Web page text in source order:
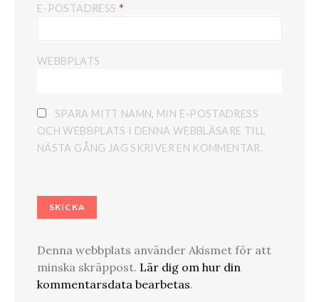
E-POSTADRESS *
WEBBPLATS
SPARA MITT NAMN, MIN E-POSTADRESS
OCH WEBBPLATS I DENNA WEBBLÄSARE TILL
NÄSTA GÅNG JAG SKRIVER EN KOMMENTAR.
Denna webbplats använder Akismet för att
minska skräppost. Lär dig om hur din
kommentarsdata bearbetas.